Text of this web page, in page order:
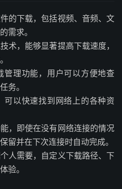
的下载，包括视频、音频、文
需求。
术，能够显著提高下载速度，
管理功能，用户可以方便地查
务。
可以快速找到网络上的各种资
，即使在没有网络连接的情况
留并在下次连接时自动完成。
人需要，自定义下载路径、下
验。